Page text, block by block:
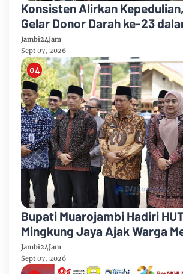
Konsisten Alirkan
Gelar Donor Darah ke-23
Anniversary Sinsen
Jambi24Jam
Sept 07, 2026
Bupati Muarojambi Hadiri HUT
Mingkung Jaya Ajak Warga
Mandiri 2026
Jambi24Jam
Sept 07, 2026